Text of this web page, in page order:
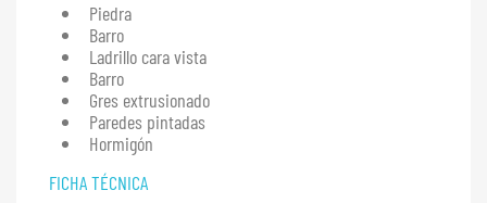
Piedra
Barro
Ladrillo cara vista
Barro
Gres extrusionado
Paredes pintadas
Hormigón
FICHA TÉCNICA